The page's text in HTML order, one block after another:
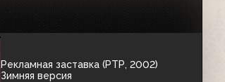
Рекламная заставка (РТР, 2002)
Зимняя версия